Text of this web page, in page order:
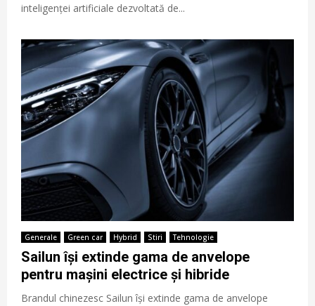
inteligenței artificiale dezvoltată de...
Generale Green car Hybrid Stiri Tehnologie
Sailun își extinde gama de anvelope
pentru mașini electrice și hibride
Brandul chinezesc Sailun își extinde gama de anvelope